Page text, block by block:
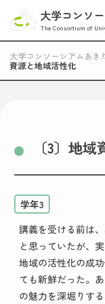
大学コンソ
The Consortium of
大学コンソーシアムあき
資源と地域活性化
〔3〕地
学年3
講義を受ける前は
と思っていたが、
地域の活性化の成
ても新鮮だった。
の魅力を深堀りす